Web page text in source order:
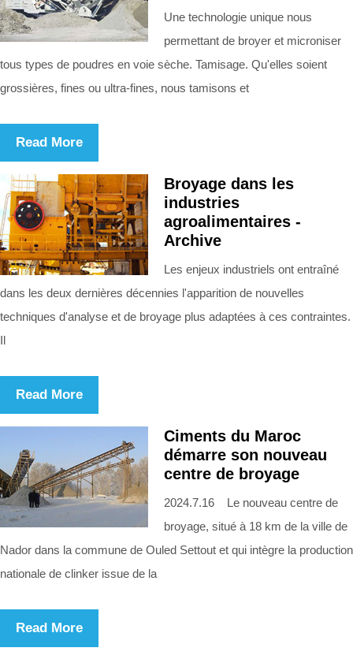
Une technologie unique nous
permettant de broyer et microniser
tous types de poudres en voie sèche. Tamisage. Qu'elles soient
grossières, fines ou ultra-fines, nous tamisons et
Read More
Broyage dans les
industries
agroalimentaires -
Archive
Les enjeux industriels ont entraîné
dans les deux dernières décennies l'apparition de nouvelles
techniques d'analyse et de broyage plus adaptées à ces contraintes.
Il
Read More
Ciments du Maroc
démarre son nouveau
centre de broyage
2024.7.16 Le nouveau centre de
broyage, situé à 18 km de la ville de
Nador dans la commune de Ouled Settout et qui intègre la production
nationale de clinker issue de la
Read More